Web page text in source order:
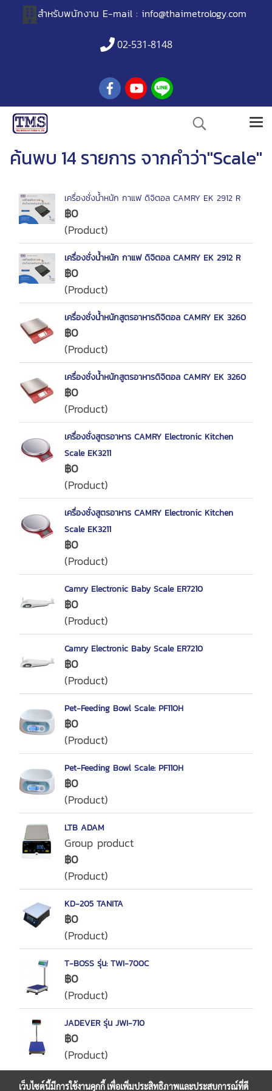
สำหรับพนักงาน E-mail : info@thaimetrology.com
02-531-8148
ค้นพบ 14 รายการ จากคำว่า"Scale"
เครื่องชั่งน้ำหนัก กาแฟ ดิจิตอล CAMRY EK 2912 R
฿0
(Product)
เครื่องชั่งน้ำหนัก กาแฟ ดิจิตอล CAMRY EK 2912 R
฿0
(Product)
เครื่องชั่งน้ำหนักสูตรอาหารดิจิตอล CAMRY EK 3260
฿0
(Product)
เครื่องชั่งน้ำหนักสูตรอาหารดิจิตอล CAMRY EK 3260
฿0
(Product)
เครื่องชั่งสูตรอาหาร CAMRY Electronic Kitchen
Scale EK3211
฿0
(Product)
เครื่องชั่งสูตรอาหาร CAMRY Electronic Kitchen
Scale EK3211
฿0
(Product)
Camry Electronic Baby Scale ER7210
฿0
(Product)
Camry Electronic Baby Scale ER7210
฿0
(Product)
Pet-Feeding Bowl Scale: PF110H
฿0
(Product)
Pet-Feeding Bowl Scale: PF110H
฿0
(Product)
LTB ADAM
Group product
฿0
(Product)
KD-205 TANITA
฿0
(Product)
T-BOSS รุ่น: TWI-700C
฿0
(Product)
JADEVER รุ่น JWI-710
฿0
(Product)
เว็บไซต์นี้มีการใช้งานคุกกี้ เพื่อเพิ่มประสิทธิภาพและประสบการณ์ที่ดี